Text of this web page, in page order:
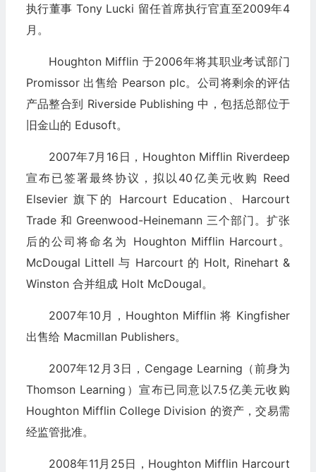
执行董事 Tony Lucki 留任首席执行官直至2009年4
月。
Houghton Mifflin 于2006年将其职业考试部门
Promissor 出售给 Pearson plc。公司将剩余的评估
产品整合到 Riverside Publishing 中，包括总部位于
旧金山的 Edusoft。
2007年7月16日，Houghton Mifflin Riverdeep
宣布已签署最终协议，拟以40亿美元收购 Reed
Elsevier 旗下的 Harcourt Education、Harcourt
Trade 和 Greenwood-Heinemann 三个部门。扩张
后的公司将命名为 Houghton Mifflin Harcourt。
McDougal Littell 与 Harcourt 的 Holt, Rinehart &
Winston 合并组成 Holt McDougal。
2007年10月，Houghton Mifflin 将 Kingfisher
出售给 Macmillan Publishers。
2007年12月3日，Cengage Learning（前身为
Thomson Learning）宣布已同意以7.5亿美元收购
Houghton Mifflin College Division 的资产，交易需
经监管批准。
2008年11月25日，Houghton Mifflin Harcourt